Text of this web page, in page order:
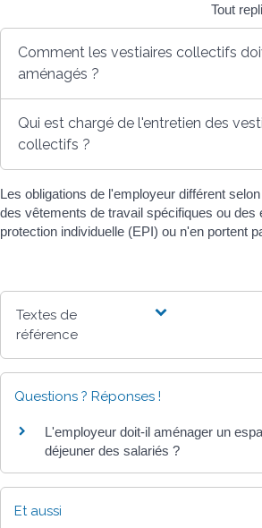
Tout
Comment les vestiaires collectifs
aménagés ?
Qui est chargé de l'entretien des
collectifs ?
Les obligations de l'employeur différent
des vêtements de travail spécifiques ou des
protection individuelle (EPI) ou n'en portent
Textes de
référence
Questions ? Réponses !
L'employeur doit-il aménager un
déjeuner des salariés ?
Et aussi